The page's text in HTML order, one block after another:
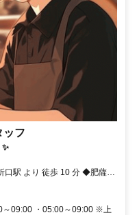
ッフ
口駅 より 徒歩 10 分 ◆肥薩お
おれんじ鉄道 阿久根駅 より
～09:00 ・05:00～09:00 ※上